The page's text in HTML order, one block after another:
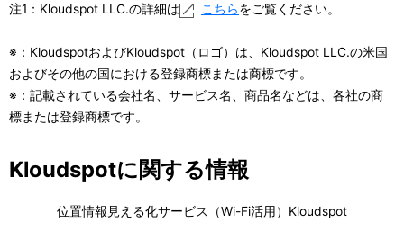
注1：Kloudspot LLC.の詳細は こちらをご覧ください。
※：KloudspotおよびKloudspot（ロゴ）は、Kloudspot LLC.の米国
およびその他の国における登録商標または商標です。
※：記載されている会社名、サービス名、商品名などは、各社の商
標または登録商標です。
Kloudspotに関する情報
位置情報見える化サービス（Wi-Fi活用）Kloudspot